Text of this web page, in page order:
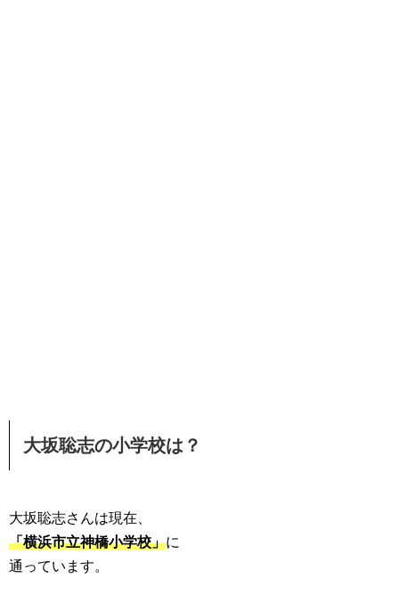
大坂聡志の小学校は？
大坂聡志さんは現在、
「横浜市立神橋小学校」に
通っています。